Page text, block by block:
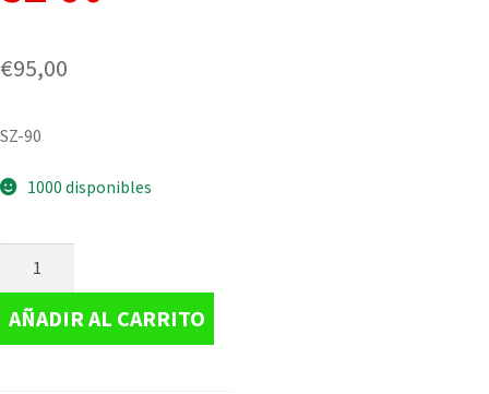
€95,00
SZ-90
1000 disponibles
AÑADIR AL CARRITO